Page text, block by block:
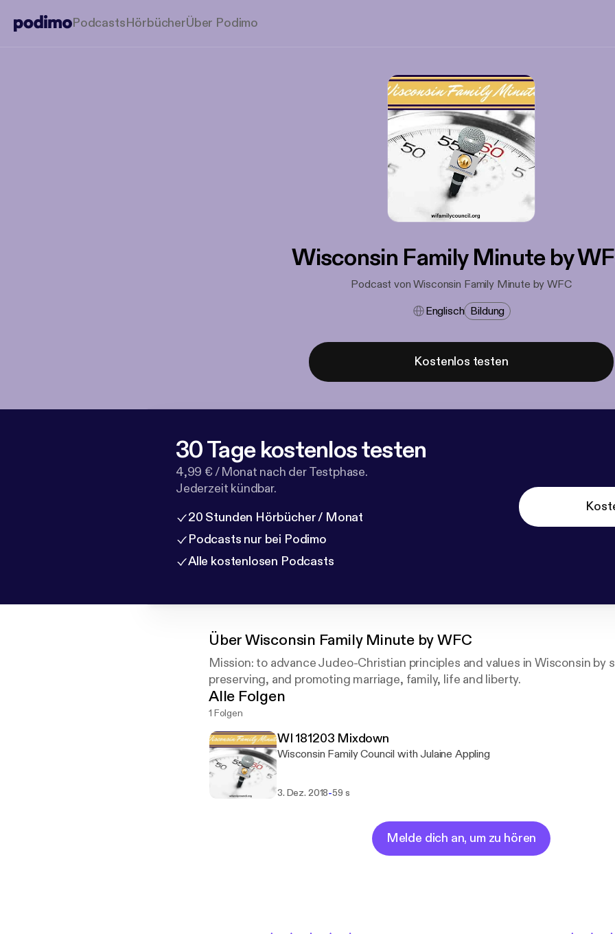
PodcastsHörbücherÜber Podimo
Wisconsin Family Minute by
Podcast von Wisconsin Family Minute by WFC
Englisch Bildung
Kostenlos testen
30 Tage kostenlos testen
4,99 € / Monat nach der Testphase.
Jederzeit kündbar.
20 Stunden Hörbücher / Monat
Podcasts nur bei Podimo
Alle kostenlosen Podcasts
ÜberWisconsin Family Minute by WFC
Mission: to advance Judeo-Christian principles and values in Wisconsin by
preserving, and promoting marriage, family, life and liberty.
Alle Folgen
1 Folgen
WI 181203 Mixdown
Wisconsin Family Council with Julaine Appling
3. Dez. 2018-59 s
Melde dich an, um zu hören